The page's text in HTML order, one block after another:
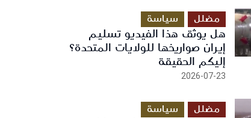
مضلل سياسة
هل يوثق هذا الفيديو تسليم
إيران صواريخها للولايات المتحدة؟
إليكم الحقيقة
2026-07-23
مضلل سياسة